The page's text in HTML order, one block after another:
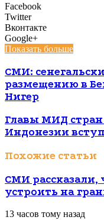
Facebook
Twitter
Вконтакте
Google+
Показать больше
СМИ:
размещению в
Нигер
Главы МИД
Индонезии
Похожие статьи
СМИ
устроить на
13 часов тому назад